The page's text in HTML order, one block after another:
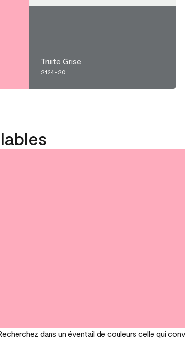
Truite Grise
2124-20
dans un éventail de couleurs celle qui